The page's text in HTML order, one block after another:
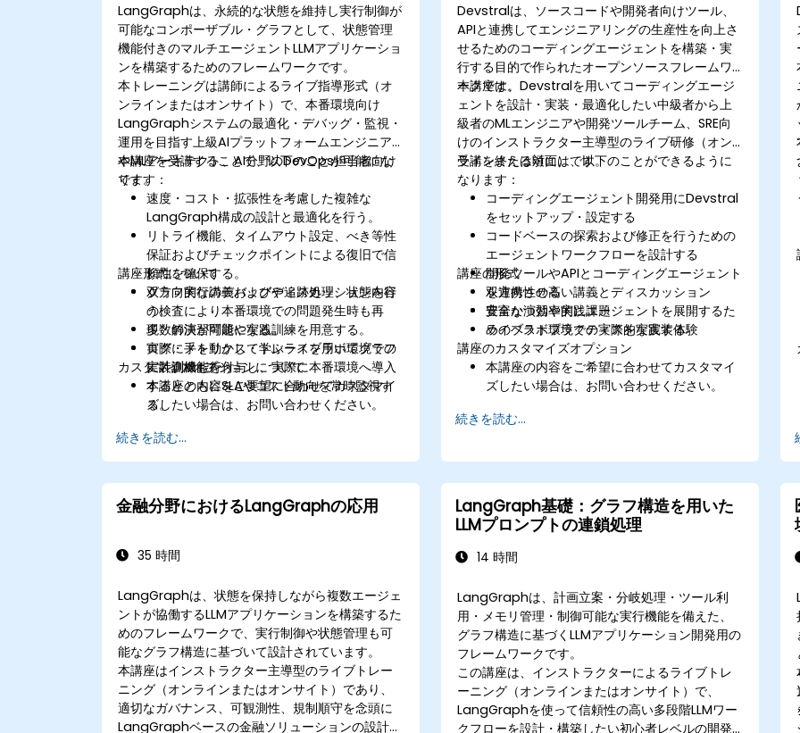
LangGraphは、永続的な状態を維持し実行制御が
可能なコンポーザブル・グラフとして、状態管理
機能付きのマルチエージェントLLMアプリケーショ
ンを構築するためのフレームワークです。
本トレーニングは講師によるライブ指導形式（オ
ンラインまたはオンサイト）で、本番環境向け
LangGraphシステムの最適化・デバッグ・監視・
運用を目指す上級AIプラットフォームエンジニア
やMLアーキテクト、AI分野のDevOps担当者向け
です。
本講座を受講することで、以下のことが可能にな
ります：
速度・コスト・拡張性を考慮した複雑な
LangGraph構成の設計と最適化を行う。
リトライ機能、タイムアウト設定、べき等性
保証およびチェックポイントによる復旧で信
頼性を確保する。
グラフ実行のデバッグや追跡処理、状態内容
の検査により本番環境での問題発生時も再
現・解決が可能になる。
ログ・メトリクス・トレースを用いてグラフ
に計測機能を付与し、実際に本番環境へ導入
するとともにSLAやコスト動向を常時監視す
る。
講座形式について
双方向的な講義およびディスカッションを行
う。
多数の演習問題や実践訓練を用意する。
実際に手を動かして学ぶライブラボ環境での
実装訓練も行う。
カスタマイズオプションについて
本講座の内容をご要望に合わせてカスタマイ
ズしたい場合は、お問い合わせください。
続きを読む...
Devstralは、ソースコードや開発者向けツール、
APIと連携してエンジニアリングの生産性を向上さ
せるためのコーディングエージェントを構築・実
行する目的で作られたオープンソースフレームワ
ークです。
本講座は、Devstralを用いてコーディングエージ
ェントを設計・実装・最適化したい中級者から上
級者のMLエンジニアや開発ツールチーム、SRE向
けのインストラクター主導型のライブ研修（オン
ラインまたは対面）です。
受講を終える頃には、以下のことができるように
なります：
コーディングエージェント開発用にDevstral
をセットアップ・設定する
コードベースの探索および修正を行うための
エージェントワークフローを設計する
開発ツールやAPIとコーディングエージェント
を連携させる
安全かつ効率的にエージェントを展開するた
めのベストプラクティスを実践する
講座の形式
双方向性の高い講義とディスカッション
豊富な演習や実践課題
ライブラボ環境での実際的な実装体験
講座のカスタマイズオプション
本講座の内容をご希望に合わせてカスタマイ
ズしたい場合は、お問い合わせください。
続きを読む...
金融分野におけるLangGraphの応用
35 時間
LangGraphは、状態を保持しながら複数エージェ
ントが協働するLLMアプリケーションを構築するた
めのフレームワークで、実行制御や状態管理も可
能なグラフ構造に基づいて設計されています。
本講座はインストラクター主導型のライブトレー
ニング（オンラインまたはオンサイト）であり、
適切なガバナンス、可観測性、規制順守を念頭に
LangGraphベースの金融ソリューションの設計・
LangGraph基礎：グラフ構造を用いた
LLMプロンプトの連鎖処理
14 時間
LangGraphは、計画立案・分岐処理・ツール利
用・メモリ管理・制御可能な実行機能を備えた、
グラフ構造に基づくLLMアプリケーション開発用の
フレームワークです。
この講座は、インストラクターによるライブトレ
ーニング（オンラインまたはオンサイト）で、
LangGraphを使って信頼性の高い多段階LLMワー
クフローを設計・構築したい初心者レベルの開発